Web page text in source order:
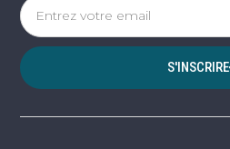
S'INSCRIRE